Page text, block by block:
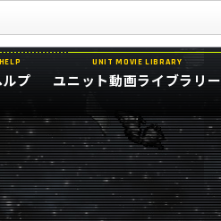
HELP
プ
UNIT MOVIE LIBRARY
ユニット動画ライブラリー